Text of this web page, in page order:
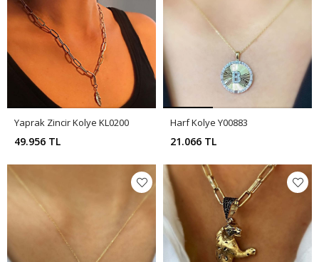
Yaprak Zincir Kolye KL0200
49.956 TL
Harf Kolye Y00883
21.066 TL